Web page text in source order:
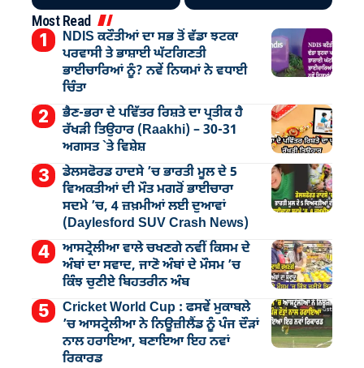
Most Read
NDIS ਕਟੌਤੀਆਂ ਦਾ ਸਭ ਤੋਂ ਵੱਡਾ ਝਟਕਾ
ਪਰਵਾਸੀ ਤੇ ਭਾਸ਼ਾਈ ਘੱਟਗਿਣਤੀ
ਭਾਈਚਾਰਿਆਂ ਨੂੰ? ਨਵੇਂ ਨਿਯਮਾਂ ਨੇ ਵਧਾਈ
ਚਿੰਤਾ
ਭੈਣ-ਭਰਾ ਦੇ ਪਵਿੱਤਰ ਰਿਸ਼ਤੇ ਦਾ ਪ੍ਰਤੀਕ ਹੈ
ਰੱਖੜੀ ਤਿਉਹਾਰ (Raakhi) – 30-31
ਅਗਸਤ `ਤੇ ਵਿਸ਼ੇਸ਼
ਡੇਲਸਫੋਰਡ ਹਾਦਸੇ ’ਚ ਭਾਰਤੀ ਮੂਲ ਦੇ 5
ਵਿਅਕਤੀਆਂ ਦੀ ਮੌਤ ਮਗਰੋਂ ਭਾਈਚਾਰਾ
ਸਦਮੇ ’ਚ, 4 ਜ਼ਖ਼ਮੀਆਂ ਲਈ ਦੁਆਵਾਂ
(Daylesford SUV Crash News)
ਆਸਟ੍ਰੇਲੀਆ ਵਾਲੇ ਚਖਣਗੇ ਨਵੀਂ ਕਿਸਮ ਦੇ
ਅੰਬਾਂ ਦਾ ਸਵਾਦ, ਜਾਣੋ ਅੰਬਾਂ ਦੇ ਮੌਸਮ ’ਚ
ਕਿੰਝ ਚੁਣੀਏ ਬਿਹਤਰੀਨ ਅੰਬ
Cricket World Cup : ਫਸਵੇਂ ਮੁਕਾਬਲੇ
’ਚ ਆਸਟ੍ਰੇਲੀਆ ਨੇ ਨਿਊਜ਼ੀਲੈਂਡ ਨੂੰ ਪੰਜ ਦੌੜਾਂ
ਨਾਲ ਹਰਾਇਆ, ਬਣਾਇਆ ਇਹ ਨਵਾਂ
ਰਿਕਾਰਡ